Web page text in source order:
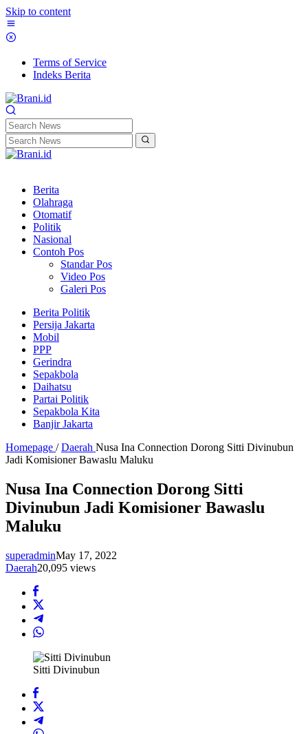
Skip to content
Terms of Service
Indeks Berita
Berita
Olahraga
Otomatif
Politik
Nasional
Contoh Pos
Standar Pos
Video Pos
Galeri Pos
Berita Politik
Persija Jakarta
Mobil
PPP
Gerindra
Sepakbola
Daihatsu
Partai Politik
Sepakbola Kita
Banjir Jakarta
Homepage / Daerah Nusa Ina Connection Dorong Sitti Divinubun
Jadi Komisioner Bawaslu Maluku
Nusa Ina Connection Dorong Sitti
Divinubun Jadi Komisioner Bawaslu
Maluku
superadminMay 17, 2022
Daerah20,095 views
Sitti Divinubun